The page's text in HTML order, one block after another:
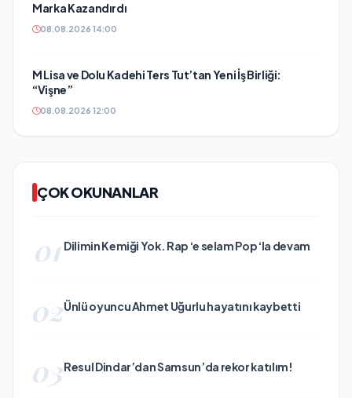
Marka Kazandırdı
08.08.2026 14:00
M Lisa ve Dolu Kadehi Ters Tut’tan Yeni İş Birliği:
“Vişne”
08.08.2026 12:00
ÇOK OKUNANLAR
01 Dilimin Kemiği Yok. Rap ‘e selam Pop ‘la devam
02Ünlü oyuncu Ahmet Uğurlu hayatını kaybetti
03Resul Dindar’dan Samsun’da rekor katılım!